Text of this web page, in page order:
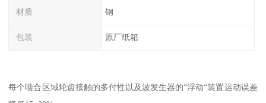
材质 钢
包装 原厂纸箱
每个啮合区域轮齿接触的多付性以及波发生器的“浮动“装置运动误差